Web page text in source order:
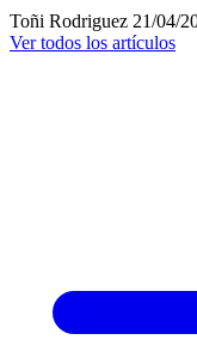
Toñi Rodriguez 21/04/
Ver todos los artículos